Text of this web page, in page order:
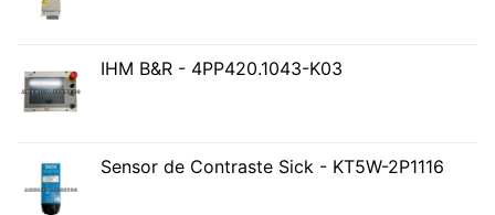
IHM B&R - 4PP420.1043-K03
Sensor de Contraste Sick - KT5W-2P1116